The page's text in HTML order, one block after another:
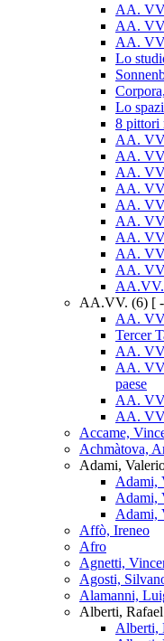
AA.
AA.
AA.
Lo
Lo
8 pittori
AA.
AA.
AA.
AA.
AA.
AA.
AA.
AA.
AA.
AA.VV. (6) [
AA.
Tercer
AA.
AA.
paese
AA.
AA.
Accame,
Achmàtova,
Adami,
Adami,
Adami,
Adami,
Affò, Ireneo
Afro
Agnetti,
Agosti,
Alamanni,
Alberti, Rafael
Alberti,